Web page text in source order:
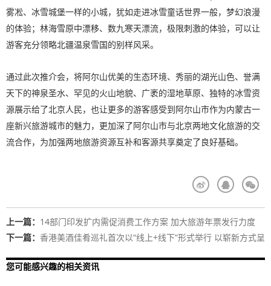
雾凇、冰雪城堡一样的小城，犹如走进冰雪童话世界一般，梦幻浪漫
的体验；林海雪原中漂移、数九寒天漂流，极限刺激的体验，可以让
游客充分领略北疆温泉雪国的别样风采。
通过此次推介会，将阿尔山优美的生态环境、秀丽的湖光山色、誉满
天下的神泉圣水、罕见的火山地貌、广袤的湿地草原、独特的冰雪资
源展示给了北京人民，也让更多的游客感受到阿尔山市作为内蒙古一
座新兴旅游城市的魅力，更加深了阿尔山市与北京两地文化旅游的交
流合作，为加强两地旅游资源互补和客源共享奠定了良好基础。
上一篇： 14部门印发扩内需促消费工作方案 加大旅游年票发行力度
下一篇： 香港美酒佳肴巡礼首次以“线上+线下”形式举行 以崭新方式呈
您可能感兴趣的相关资讯